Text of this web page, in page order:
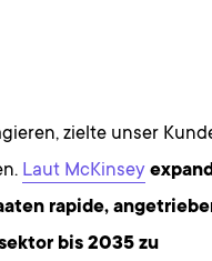
zielte unser
Laut McKinsey
rapide,
bis 2035 zu